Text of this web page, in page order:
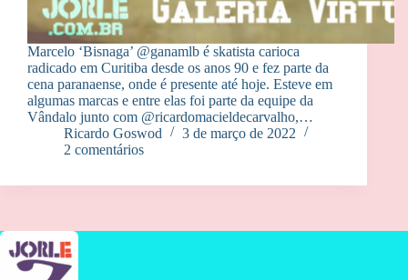
Marcelo ‘Bisnaga’ @ganamlb é skatista carioca
radicado em Curitiba desde os anos 90 e fez parte da
cena paranaense, onde é presente até hoje. Esteve em
algumas marcas e entre elas foi parte da equipe da
Vândalo junto com @ricardomacieldecarvalho,…
Ricardo Goswod
3 de março de 2022
2 comentários